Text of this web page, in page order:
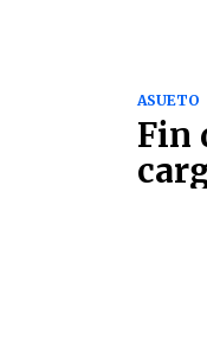
ASUETO
Fin